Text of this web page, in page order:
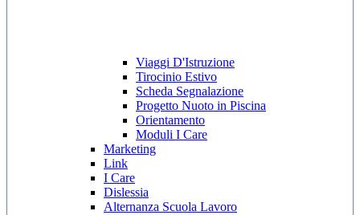
Viaggi D'Istruzione
Tirocinio Estivo
Scheda Segnalazione
Progetto Nuoto in Piscina
Orientamento
Moduli I Care
Marketing
Link
I Care
Dislessia
Alternanza Scuola Lavoro